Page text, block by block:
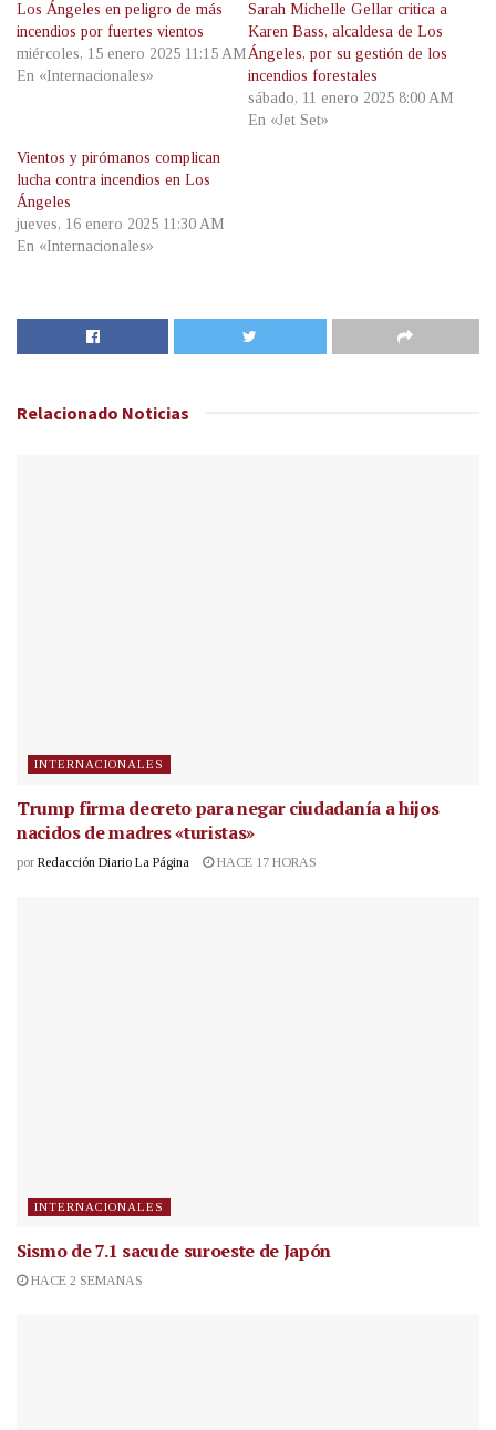
Los Ángeles en peligro de más
incendios por fuertes vientos
miércoles, 15 enero 2025 11:15 AM
En «Internacionales»
Sarah Michelle Gellar critica a
Karen Bass, alcaldesa de Los
Ángeles, por su gestión de los
incendios forestales
sábado, 11 enero 2025 8:00 AM
En «Jet Set»
Vientos y pirómanos complican
lucha contra incendios en Los
Ángeles
jueves, 16 enero 2025 11:30 AM
En «Internacionales»
Relacionado Noticias
INTERNACIONALES
Trump firma decreto para negar ciudadanía a hijos
nacidos de madres «turistas»
por Redacción Diario La Página HACE 17 HORAS
INTERNACIONALES
Sismo de 7.1 sacude suroeste de Japón
HACE 2 SEMANAS